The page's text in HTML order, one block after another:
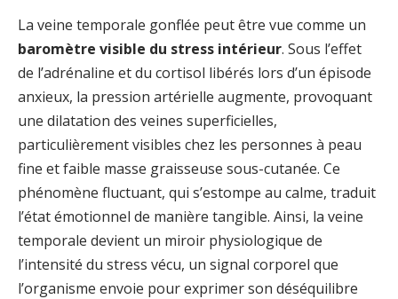
La veine temporale gonflée peut être vue comme un
baromètre visible du stress intérieur. Sous l’effet
de l’adrénaline et du cortisol libérés lors d’un épisode
anxieux, la pression artérielle augmente, provoquant
une dilatation des veines superficielles,
particulièrement visibles chez les personnes à peau
fine et faible masse graisseuse sous-cutanée. Ce
phénomène fluctuant, qui s’estompe au calme, traduit
l’état émotionnel de manière tangible. Ainsi, la veine
temporale devient un miroir physiologique de
l’intensité du stress vécu, un signal corporel que
l’organisme envoie pour exprimer son déséquilibre